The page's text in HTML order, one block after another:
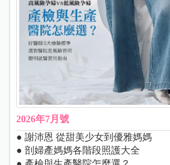
2026年7月號
● 謝沛恩 從甜美少女到優雅媽媽
● 剖婦產媽媽各階段照護大全